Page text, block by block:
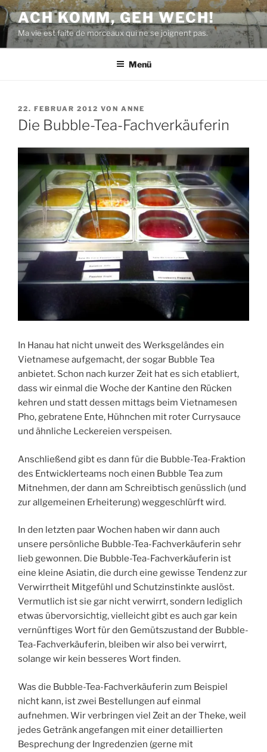
Zum
Inhalt
springen
ACH KOMM, GEH WECH!
Ma vie est faite de morceaux qui ne se joignent pas.
Menü
VERÖFFENTLICHT
AM
22. FEBRUAR 2012 VON ANNE
Die Bubble-Tea-Fachverkäuferin
In Hanau hat nicht unweit des Werksgeländes ein
Vietnamese aufgemacht, der sogar Bubble Tea
anbietet. Schon nach kurzer Zeit hat es sich etabliert,
dass wir einmal die Woche der Kantine den Rücken
kehren und statt dessen mittags beim Vietnamesen
Pho, gebratene Ente, Hühnchen mit roter Currysauce
und ähnliche Leckereien verspeisen.
Anschließend gibt es dann für die Bubble-Tea-Fraktion
des Entwicklerteams noch einen Bubble Tea zum
Mitnehmen, der dann am Schreibtisch genüsslich (und
zur allgemeinen Erheiterung) weggeschlürft wird.
In den letzten paar Wochen haben wir dann auch
unsere persönliche Bubble-Tea-Fachverkäuferin sehr
lieb gewonnen. Die Bubble-Tea-Fachverkäuferin ist
eine kleine Asiatin, die durch eine gewisse Tendenz zur
Verwirrtheit Mitgefühl und Schutzinstinkte auslöst.
Vermutlich ist sie gar nicht verwirrt, sondern lediglich
etwas übervorsichtig, vielleicht gibt es auch gar kein
vernünftiges Wort für den Gemütszustand der Bubble-
Tea-Fachverkäuferin, bleiben wir also bei verwirrt,
solange wir kein besseres Wort finden.
Was die Bubble-Tea-Fachverkäuferin zum Beispiel
nicht kann, ist zwei Bestellungen auf einmal
aufnehmen. Wir verbringen viel Zeit an der Theke, weil
jedes Getränk angefangen mit einer detaillierten
Besprechung der Ingredenzien (gerne mit